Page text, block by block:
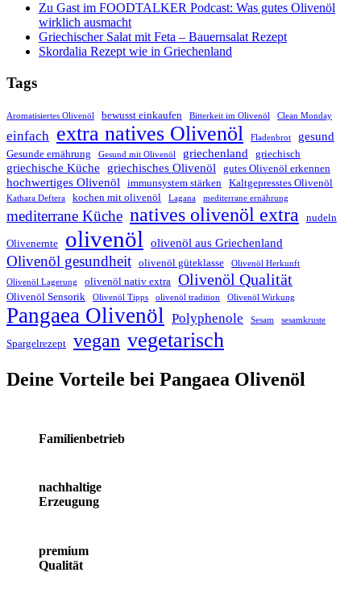
Zu Gast im FOODTALKER Podcast: Was gutes Olivenöl
wirklich ausmacht
Griechischer Salat mit Feta – Bauernsalat Rezept
Skordalia Rezept wie in Griechenland
Tags
Aromatisiertes Olivenöl bewusst einkaufen Bitterkeit im Olivenöl Clean Monday
einfach extra natives Olivenöl Fladenbrot gesund
Gesunde ernährung Gesund mit Olivenöl griechenland griechisch
griechische Küche griechisches Olivenöl gutes Olivenöl erkennen
hochwertiges Olivenöl immunsystem stärken Kaltgepresstes Olivenöl
Kathara Deftera kochen mit olivenöl Lagana mediterrane ernährung
mediterrane Küche natives olivenöl extra nudeln
Olivenernte olivenöl olivenöl aus Griechenland
Olivenöl gesundheit olivenöl güteklasse Olivenöl Herkunft
Olivenöl Lagerung olivenöl nativ extra Olivenöl Qualität
Olivenöl Sensorik Olivenöl Tipps olivenöl tradition Olivenöl Wirkung
Pangaea Olivenöl Polyphenole Sesam sesamkruste
Spargelrezept vegan vegetarisch
Deine Vorteile bei Pangaea Olivenöl
Familienbetrieb
nachhaltige
Erzeugung
premium
Qualität